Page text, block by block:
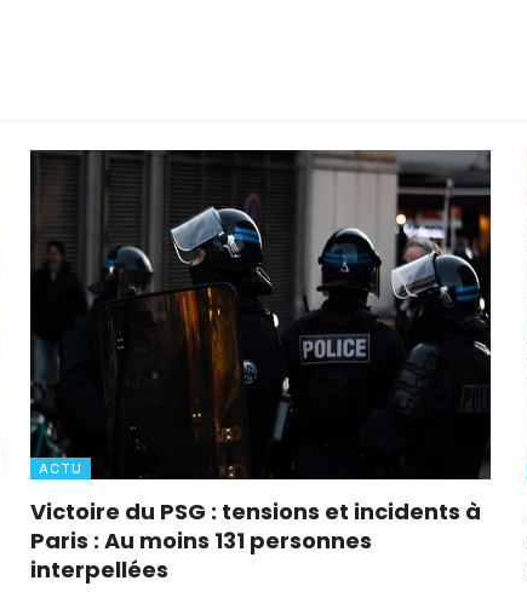
ACTU
Victoire du PSG : tensions et incidents à
Paris : Au moins 131 personnes
interpellées